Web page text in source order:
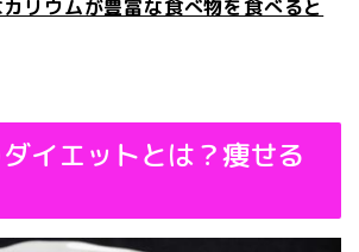
リウムが豊富な食べ物を食べると
イエットとは？痩せる